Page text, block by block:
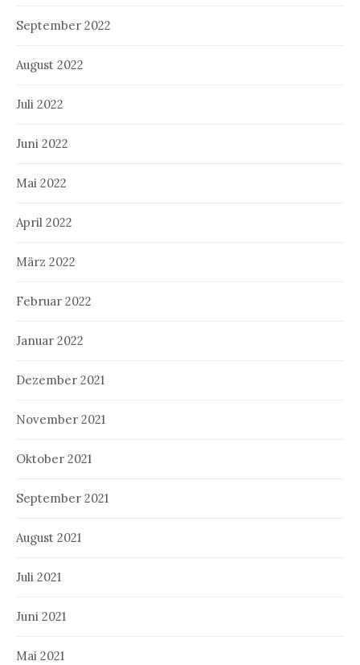
September 2022
August 2022
Juli 2022
Juni 2022
Mai 2022
April 2022
März 2022
Februar 2022
Januar 2022
Dezember 2021
November 2021
Oktober 2021
September 2021
August 2021
Juli 2021
Juni 2021
Mai 2021